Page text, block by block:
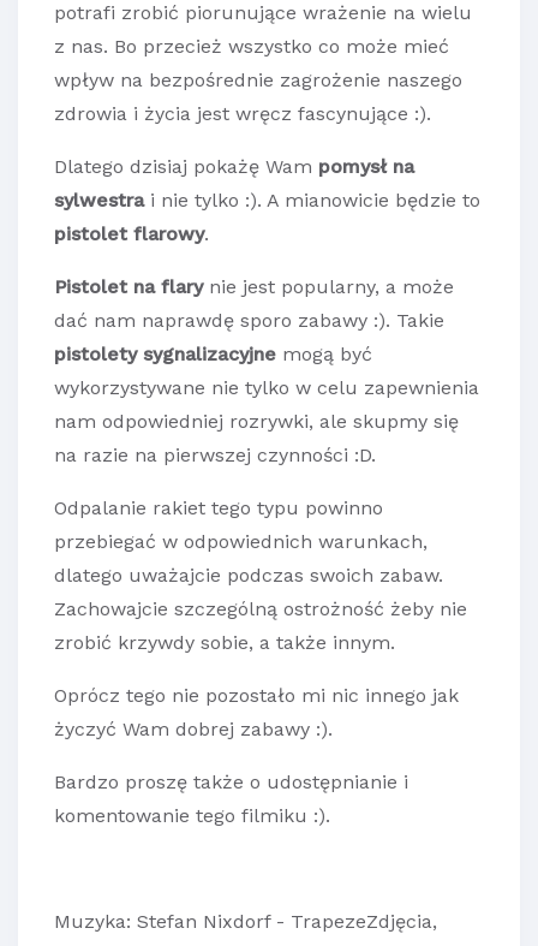
potrafi zrobić piorunujące wrażenie na wielu
z nas. Bo przecież wszystko co może mieć
wpływ na bezpośrednie zagrożenie naszego
zdrowia i życia jest wręcz fascynujące :).
Dlatego dzisiaj pokażę Wam pomysł na
sylwestra i nie tylko :). A mianowicie będzie to
pistolet flarowy.
Pistolet na flarynie jest popularny, a może
dać nam naprawdę sporo zabawy :). Takie
pistolety sygnalizacyjne mogą być
wykorzystywane nie tylko w celu zapewnienia
nam odpowiedniej rozrywki, ale skupmy się
na razie na pierwszej czynności :D.
Odpalanie rakiet tego typu powinno
przebiegać w odpowiednich warunkach,
dlatego uważajcie podczas swoich zabaw.
Zachowajcie szczególną ostrożność żeby nie
zrobić krzywdy sobie, a także innym.
Oprócz tego nie pozostało mi nic innego jak
życzyć Wam dobrej zabawy :).
Bardzo proszę także o udostępnianie i
komentowanie tego filmiku :).
Muzyka: Stefan Nixdorf - TrapezeZdjęcia,